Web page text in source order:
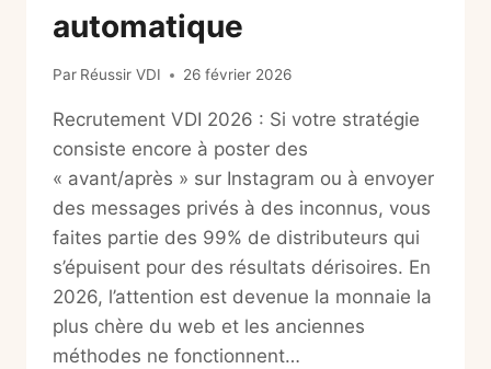
automatique
Par Réussir VDI 26 février 2026
Recrutement VDI 2026 : Si votre stratégie
consiste encore à poster des
« avant/après » sur Instagram ou à envoyer
des messages privés à des inconnus, vous
faites partie des 99% de distributeurs qui
s’épuisent pour des résultats dérisoires. En
2026, l’attention est devenue la monnaie la
plus chère du web et les anciennes
méthodes ne fonctionnent…